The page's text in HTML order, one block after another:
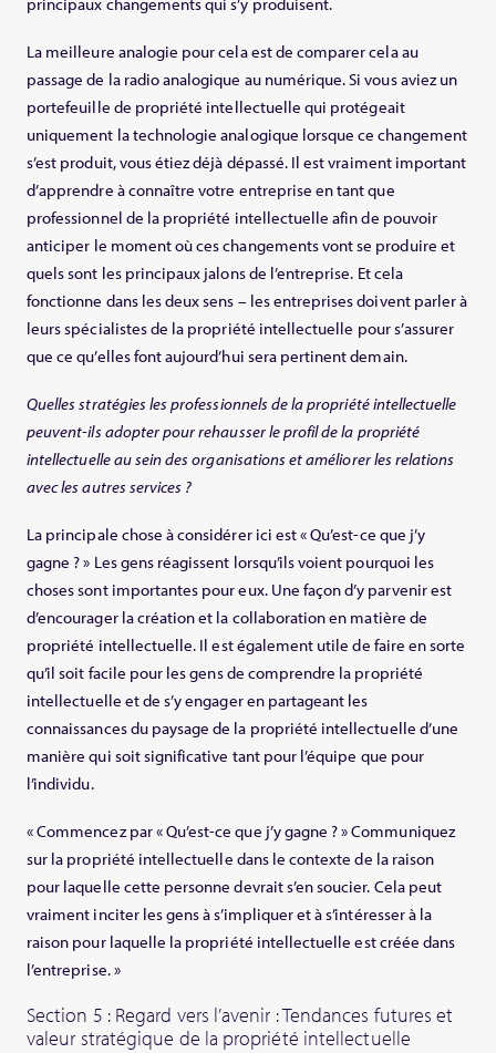
La meilleure analogie pour cela est de comparer cela au
passage de la radio analogique au numérique. Si vous aviez un
portefeuille de propriété intellectuelle qui protégeait
uniquement la technologie analogique lorsque ce changement
s’est produit, vous étiez déjà dépassé. Il est vraiment important
d’apprendre à connaître votre entreprise en tant que
professionnel de la propriété intellectuelle afin de pouvoir
anticiper le moment où ces changements vont se produire et
quels sont les principaux jalons de l’entreprise. Et cela
fonctionne dans les deux sens – les entreprises doivent parler à
leurs spécialistes de la propriété intellectuelle pour s’assurer
que ce qu’elles font aujourd’hui sera pertinent demain.
Quelles stratégies les professionnels de la propriété intellectuelle
peuvent-ils adopter pour rehausser le profil de la propriété
intellectuelle au sein des organisations et améliorer les relations
avec les autres services ?
La principale chose à considérer ici est « Qu’est-ce que j’y
gagne ? » Les gens réagissent lorsqu’ils voient pourquoi les
choses sont importantes pour eux. Une façon d’y parvenir est
d’encourager la création et la collaboration en matière de
propriété intellectuelle. Il est également utile de faire en sorte
qu’il soit facile pour les gens de comprendre la propriété
intellectuelle et de s’y engager en partageant les
connaissances du paysage de la propriété intellectuelle d’une
manière qui soit significative tant pour l’équipe que pour
l’individu.
« Commencez par « Qu’est-ce que j’y gagne ? » Communiquez
sur la propriété intellectuelle dans le contexte de la raison
pour laquelle cette personne devrait s’en soucier. Cela peut
vraiment inciter les gens à s’impliquer et à s’intéresser à la
raison pour laquelle la propriété intellectuelle est créée dans
l’entreprise. »
Section 5 : Regard vers l’avenir : Tendances futures et
valeur stratégique de la propriété intellectuelle